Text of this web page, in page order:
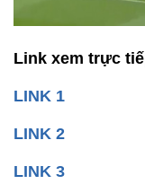
Link xem trực
LINK 1
LINK 2
LINK 3